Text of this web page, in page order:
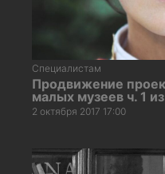
Специалистам
Продвижение
малых музеев ч. 1
2 октября 2017 17:00